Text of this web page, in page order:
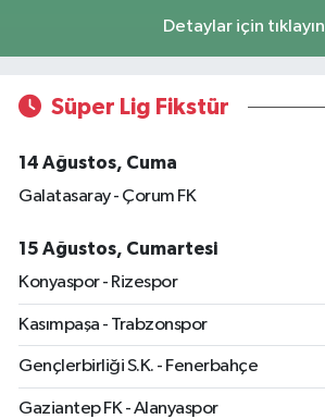
Detaylar için tıklayın
Süper Lig Fikstür
14 Ağustos, Cuma
Galatasaray - Çorum FK
15 Ağustos, Cumartesi
Konyaspor - Rizespor
Kasımpaşa - Trabzonspor
Gençlerbirliği S.K. - Fenerbahçe
Gaziantep FK - Alanyaspor